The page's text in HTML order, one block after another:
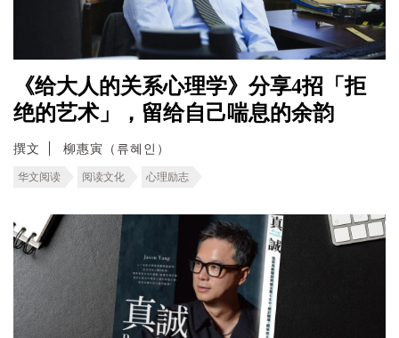
《给大人的关系心理学》分享4招「拒
绝的艺术」，留给自己喘息的余韵
撰文 柳惠寅（류혜인）
华文阅读 阅读文化 心理励志